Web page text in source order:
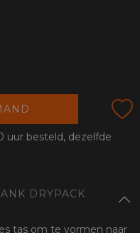
uur besteld, dezelfde
DRYPACK
tas om te vormen naar